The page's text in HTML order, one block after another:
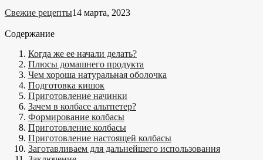
Свежие рецепты14 марта, 2023
Содержание
Когда же ее начали делать?
Плюсы домашнего продукта
Чем хороша натуральная оболочка
Подготовка кишок
Приготовление начинки
Зачем в колбасе альтпетер?
Формирование колбасы
Приготовление колбасы
Приготовление настоящей колбасы
Заготавливаем для дальнейшего использования